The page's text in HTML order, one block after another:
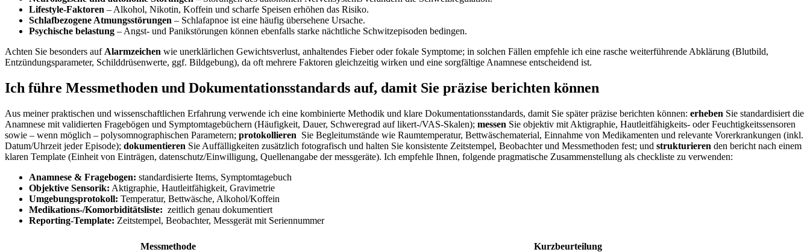
Lifestyle-Faktoren – Alkohol,⁤ Nikotin, Koffein und scharfe Speisen erhöhen das Risiko.
Schlafbezogene Atmungsstörungen – Schlafapnoe ist eine häufig ‌übersehene Ursache.
Psychische belastung – Angst- und Panikstörungen können ebenfalls⁣ starke nächtliche Schwitzepisoden‌ bedingen.
Achten Sie besonders auf⁣ Alarmzeichen ⁤wie unerklärlichen‍ Gewichtsverlust, anhaltendes Fieber oder fokale Symptome; in solchen Fällen ​empfehle ich eine rasche weiterführende Abklärung (Blutbild,
Entzündungsparameter, Schilddrüsenwerte, ggf. Bildgebung), da oft mehrere Faktoren gleichzeitig wirken und⁢ eine sorgfältige ‍Anamnese⁢ entscheidend ist.
Ich führe Messmethoden und Dokumentationsstandards auf, ⁤damit Sie ⁤präzise berichten können
Aus meiner⁢ praktischen und wissenschaftlichen Erfahrung verwende ich eine kombinierte Methodik und klare Dokumentationsstandards, damit Sie ‍später ⁢präzise berichten können: erheben Sie standardisiert die
Anamnese mit​ validierten Fragebögen und Symptomtagebüchern (Häufigkeit, Dauer, Schweregrad auf likert-/VAS-Skalen); messen Sie objektiv mit ‍Aktigraphie, Hautleitfähigkeits- ⁢oder Feuchtigkeitssensoren⁢
sowie​ – wenn möglich – polysomnographischen Parametern; protokollieren ‍ Sie Begleitumstände wie Raumtemperatur, Bettwäschematerial, Einnahme von Medikamenten und relevante Vorerkrankungen (inkl.
Datum/Uhrzeit ⁣jeder Episode); dokumentieren Sie Auffälligkeiten zusätzlich fotografisch und halten Sie‍ konsistente Zeitstempel, Beobachter und Messmethoden fest; und strukturieren den bericht nach einem
klaren Template (Einheit von Einträgen, datenschutz/Einwilligung, Quellenangabe der⁢ messgeräte). ‍Ich empfehle Ihnen, folgende pragmatische Zusammenstellung als checkliste zu verwenden: ⁣
Anamnese & Fragebogen: ⁣standardisierte Items, Symptomtagebuch
Objektive ​Sensorik: Aktigraphie, Hautleitfähigkeit, Gravimetrie
Umgebungsprotokoll: Temperatur, Bettwäsche, Alkohol/Koffein
Medikations-/Komorbiditätsliste: ‌ zeitlich genau dokumentiert
Reporting-Template: Zeitstempel, Beobachter, Messgerät mit‌ Seriennummer
Messmethode Kurzbeurteilung